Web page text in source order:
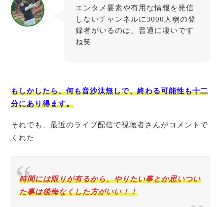
エンタメ要素や有用な情報を発信
しないチャンネルに3000人弱の登
録者がいるのは、普通に凄いです
ね笑
もしかしたら、何も音沙汰無しで、終わる可能性も十二
分にあり得ます。
それでも、最近のライブ配信で視聴者さんがコメントで
くれた
時間には限りが有るから、やりたい事とか思いつい
た事は後悔なくした方がいい！！